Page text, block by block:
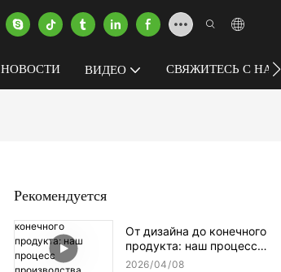
НОВОСТИ ВИДЕО СВЯЖИТЕСЬ С
Рекомендуется
От дизайна до конечного
продукта: наш процесс
производства одежды.
2026 04 08